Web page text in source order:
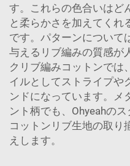
す。これらの色合いはど
と柔らかさを加えてくれ
です。パターンについて
与えるリブ編みの質感が
クリブ編みコットンでは
イルとしてストライプや
ンドになっています。メ
ント柄でも、Ohyeahの
コットンリブ生地の取り
えします。